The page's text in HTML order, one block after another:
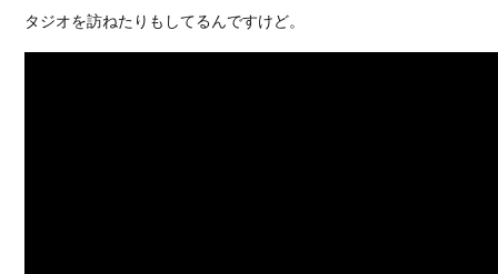
タジオを訪ねたりもしてるんですけど。